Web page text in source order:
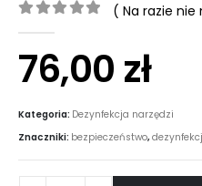
( Na razie
76,00 zł
Kategoria: Dezynfekcja narzędzi
Znaczniki: bezpieczeństwo,